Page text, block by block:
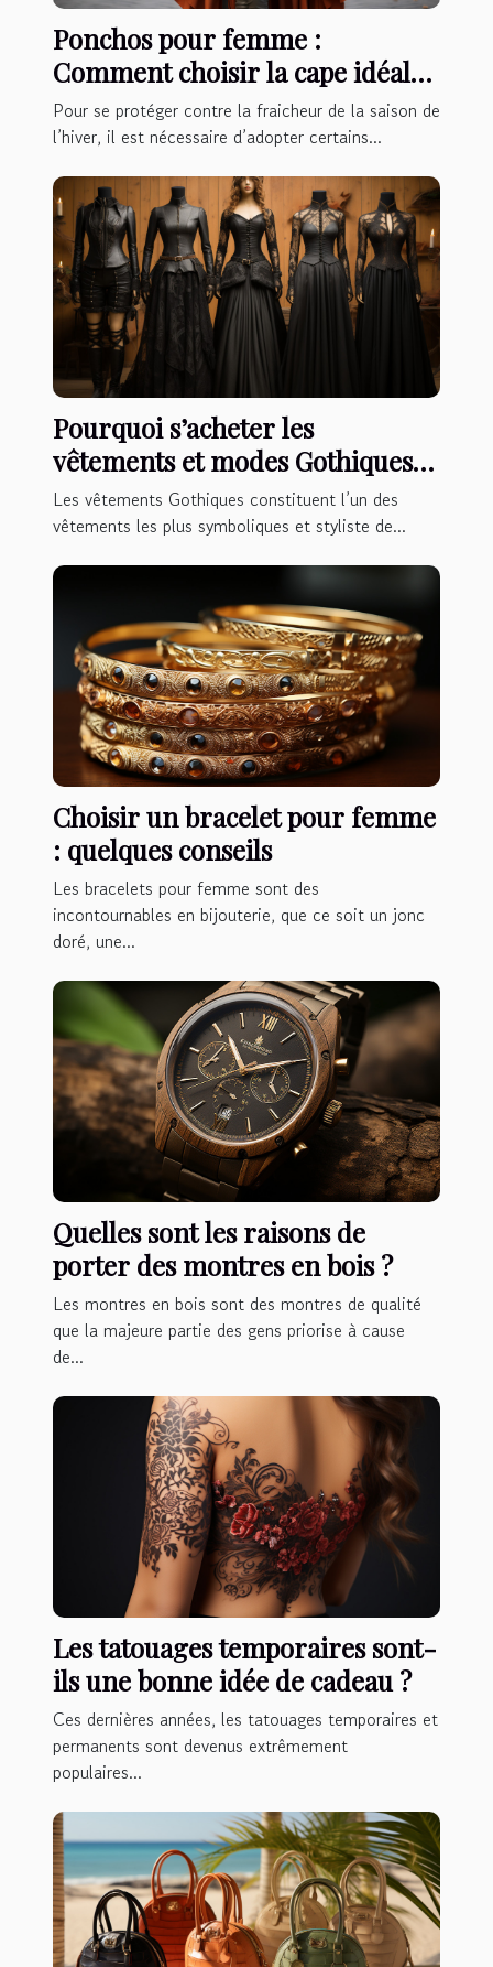
Ponchos pour femme :
Comment choisir la cape idéale
pour l’hiver ?
Pour se protéger contre la fraicheur de la saison de
l’hiver, il est nécessaire d’adopter certains...
Pourquoi s’acheter les
vêtements et modes Gothiques
en ligne ?
Les vêtements Gothiques constituent l’un des
vêtements les plus symboliques et styliste de...
Choisir un bracelet pour femme
: quelques conseils
Les bracelets pour femme sont des
incontournables en bijouterie, que ce soit un jonc
doré, une...
Quelles sont les raisons de
porter des montres en bois ?
Les montres en bois sont des montres de qualité
que la majeure partie des gens priorise à cause
de...
Les tatouages ​​temporaires sont-
ils une bonne idée de cadeau ?
Ces dernières années, les tatouages ​​temporaires et
permanents sont devenus extrêmement
populaires...